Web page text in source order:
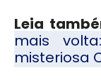
Leia
mais
misteriosa